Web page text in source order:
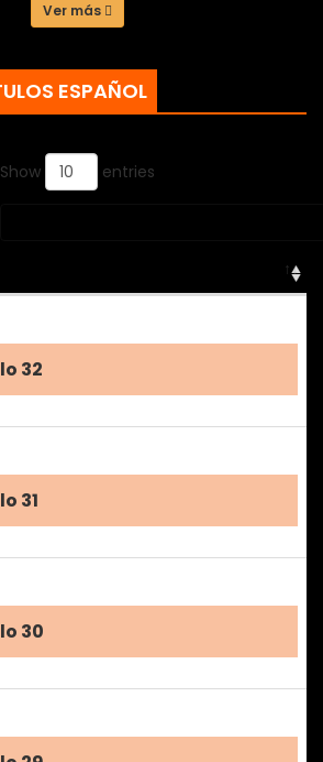
sobre mi cabeza. Pero bueno,
es esto? ¿Me estás diciendo que
algo así?»
Ver más
ESPAÑOL
Show entries
32
31
30